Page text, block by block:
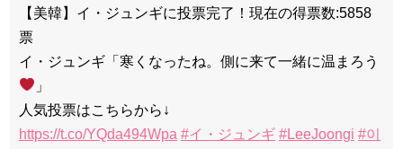
【美韓】イ・ジュンギに投票完了！現在の得票数:5858
票
イ・ジュンギ「寒くなったね。側に来て一緒に温まろう
」
人気投票はこちらから↓
https://t.co/YQda494Wpa #イ・ジュンギ #LeeJoongi #이